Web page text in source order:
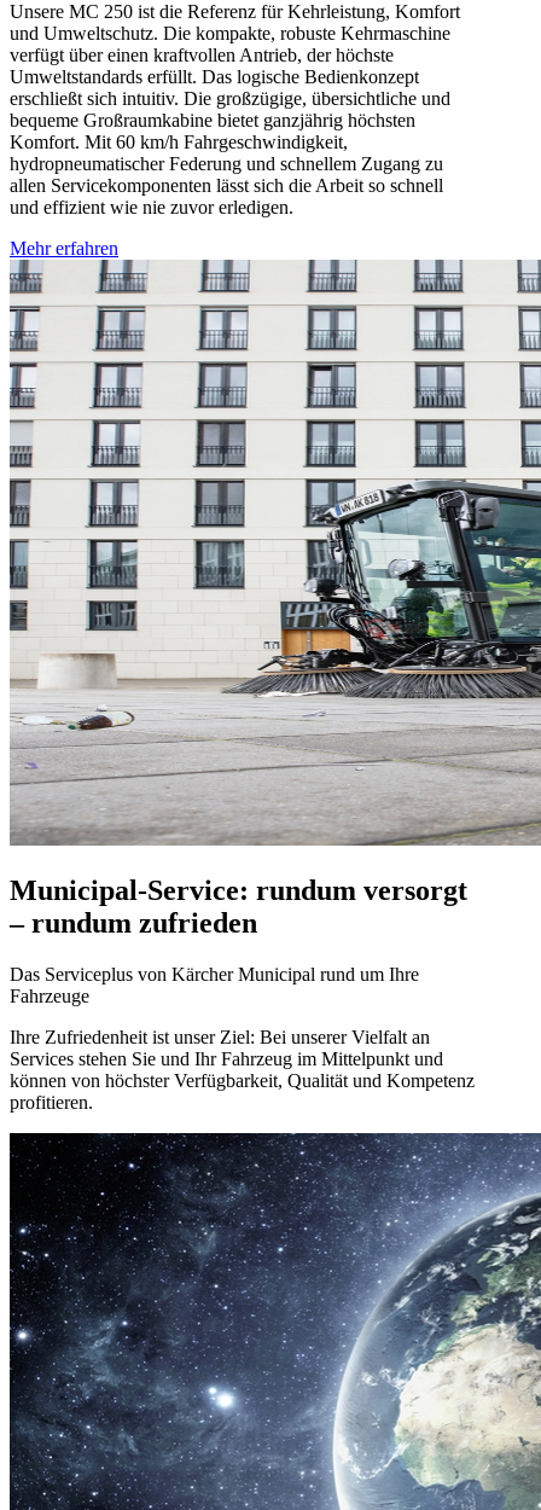
Unsere MC 250 ist die Referenz für Kehrleistung, Komfort
und Umweltschutz. Die kompakte, robuste Kehrmaschine
verfügt über einen kraftvollen Antrieb, der höchste
Umweltstandards erfüllt. Das logische Bedienkonzept
erschließt sich intuitiv. Die großzügige, übersichtliche und
bequeme Großraumkabine bietet ganzjährig höchsten
Komfort. Mit 60 km/h Fahrgeschwindigkeit,
hydropneumatischer Federung und schnellem Zugang zu
allen Servicekomponenten lässt sich die Arbeit so schnell
und effizient wie nie zuvor erledigen.
Mehr erfahren
Municipal-Service: rundum versorgt
– rundum zufrieden
Das Serviceplus von Kärcher Municipal rund um Ihre
Fahrzeuge
Ihre Zufriedenheit ist unser Ziel: Bei unserer Vielfalt an
Services stehen Sie und Ihr Fahrzeug im Mittelpunkt und
können von höchster Verfügbarkeit, Qualität und Kompetenz
profitieren.